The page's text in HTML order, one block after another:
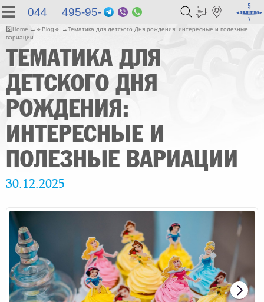
044 495-95-
Telegram
ViberWhatsApp
5️⃣Home 🔹 Blog 🔹
Тематика для детского Дня рождения: интересные и полезные
вариации
ТЕМАТИКА ДЛЯ
ДЕТСКОГО ДНЯ
РОЖДЕНИЯ:
ИНТЕРЕСНЫЕ И
ПОЛЕЗНЫЕ ВАРИАЦИИ
30.12.2025